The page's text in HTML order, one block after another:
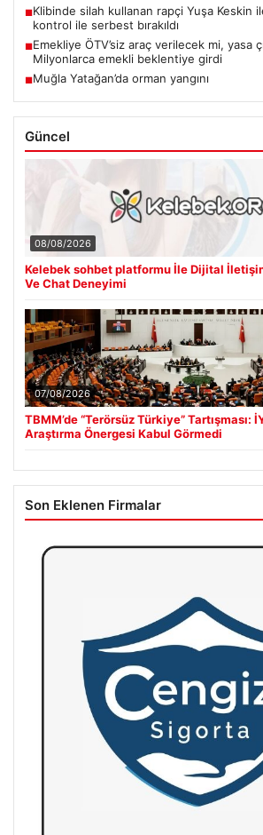
■Klibinde silah kullanan rapçi Yuşa Keskin
kontrol ile serbest bırakıldı
■Emekliye ÖTV’siz araç verilecek mi, yasa
Milyonlarca emekli beklentiye girdi
■Muğla Yatağan’da orman yangını
Güncel
08/08/2026
Kelebek sohbet platformu İle Dijital
Ve Chat Deneyimi
07/08/2026
TBMM’de “Terörsüz Türkiye” Tartışması:
Araştırma Önergesi Kabul Görmedi
Son Eklenen Firmalar